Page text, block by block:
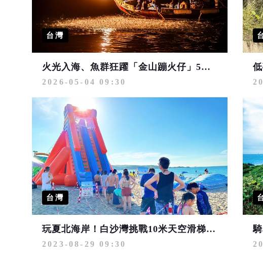
台灣
火光入海、魚群狂躍「金山蹦火仔」5月開網！
2026-05-04 09:30
台灣
玩夏北海岸！白沙灣挑戰10米天空滑梯 海灣放電派對等你來
2023-08-29 09:30